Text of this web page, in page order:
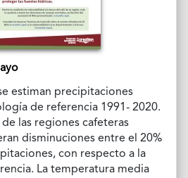
estiman precipitaciones
de referencia 1991- 2020.
las regiones cafeteras
disminuciones entre el 20%
con respecto a la
La temperatura media